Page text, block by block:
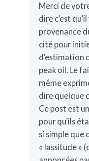
Merci de
dire c’est
provenance
cité pour
d’estimation
peak oil. Le
même
dire quelque
Ce post est
pour qu’ils
si simple que
« lassitude »